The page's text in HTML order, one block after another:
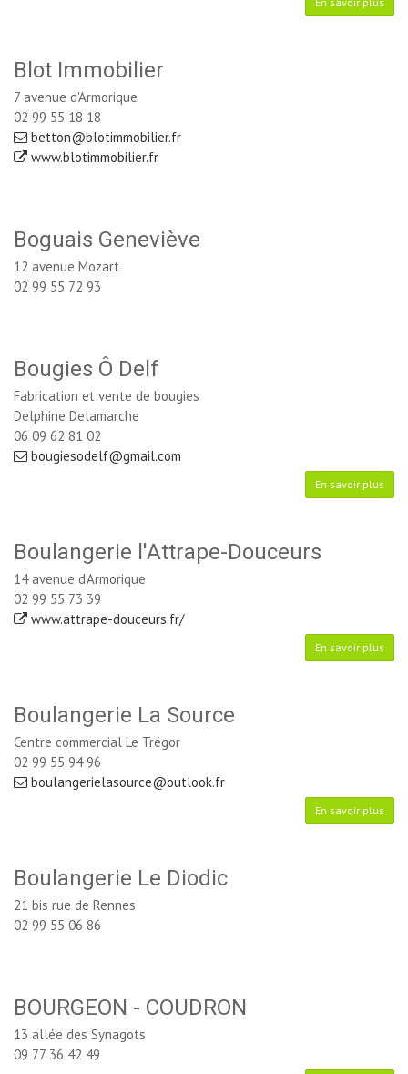
Blot Immobilier
7 avenue d'Armorique
02 99 55 18 18
betton@blotimmobilier.fr
www.blotimmobilier.fr
Boguais Geneviève
12 avenue Mozart
02 99 55 72 93
Bougies Ô Delf
Fabrication et vente de bougies
Delphine Delamarche
06 09 62 81 02
bougiesodelf@gmail.com
En savoir plus
Boulangerie l'Attrape-Douceurs
14 avenue d'Armorique
02 99 55 73 39
www.attrape-douceurs.fr/
En savoir plus
Boulangerie La Source
Centre commercial Le Trégor
02 99 55 94 96
boulangerielasource@outlook.fr
En savoir plus
Boulangerie Le Diodic
21 bis rue de Rennes
02 99 55 06 86
BOURGEON - COUDRON
13 allée des Synagots
09 77 36 42 49